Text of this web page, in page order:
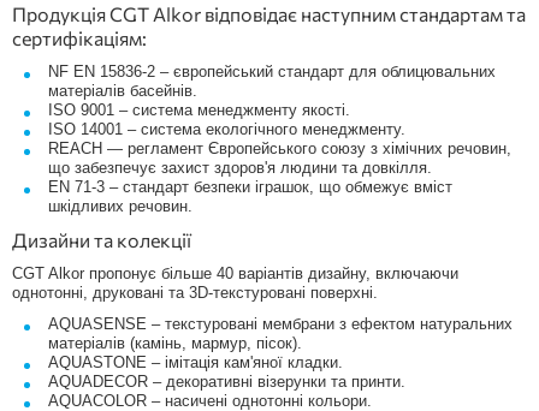
Продукція CGT Alkor відповідає наступним стандартам та
сертифікаціям:
NF EN 15836-2 – європейський стандарт для облицювальних
матеріалів басейнів.
ISO 9001 – система менеджменту якості.
ISO 14001 – система екологічного менеджменту.
REACH — регламент Європейського союзу з хімічних речовин,
що забезпечує захист здоров'я людини та довкілля.
EN 71-3 – стандарт безпеки іграшок, що обмежує вміст
шкідливих речовин.
Дизайни та колекції
CGT Alkor пропонує більше 40 варіантів дизайну, включаючи
однотонні, друковані та 3D-текстуровані поверхні.
AQUASENSE – текстуровані мембрани з ефектом натуральних
матеріалів (камінь, мармур, пісок).
AQUASTONE – імітація кам'яної кладки.
AQUADECOR – декоративні візерунки та принти.
AQUACOLOR – насичені однотонні кольори.